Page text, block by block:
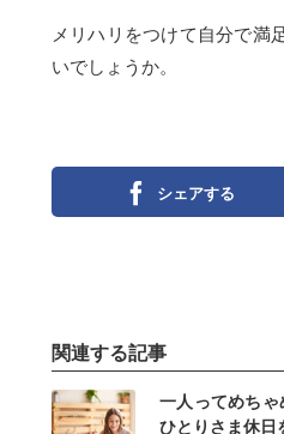
メリハリをつけて自分で満
いでしょうか。
シェアする
関連する記事
一人ってめち
ひとりさま休日